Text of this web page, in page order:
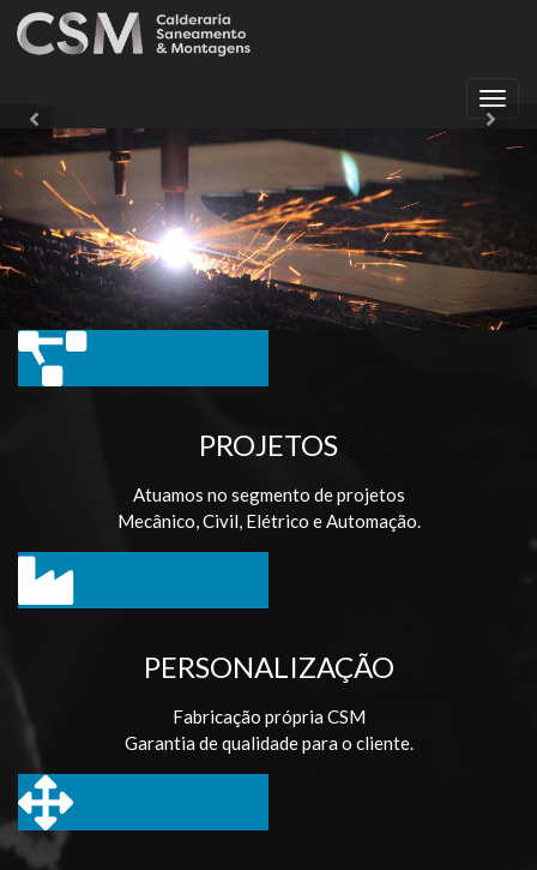
PROJETOS
Atuamos no segmento de projetos
Mecânico, Civil, Elétrico e Automação.
PERSONALIZAÇÃO
Fabricação própria CSM
Garantia de qualidade para o cliente.